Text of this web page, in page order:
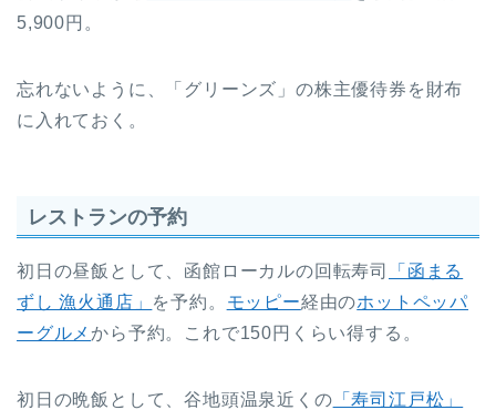
5,900円。
忘れないように、「グリーンズ」の株主優待券を財布
に入れておく。
レストランの予約
初日の昼飯として、函館ローカルの回転寿司
「函まる
ずし 漁火通店」 を予約。 モッピー経由のホットペッパ
ーグルメから予約。これで150円くらい得する。
初日の晩飯として、谷地頭温泉近くの 「寿司江戸松」